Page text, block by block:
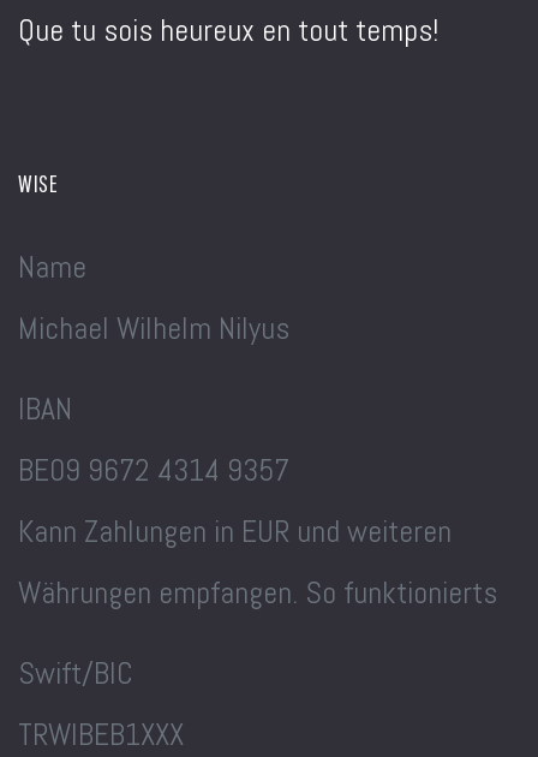
Que tu sois heureux en tout temps!
WISE
Name
Michael Wilhelm Nilyus
IBAN
BE09 9672 4314 9357
Kann Zahlungen in EUR und weiteren
Währungen empfangen. So funktionierts
Swift/BIC
TRWIBEB1XXX